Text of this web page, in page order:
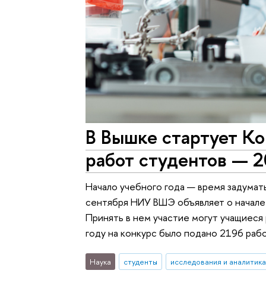
В Вышке стартует
работ студентов —
Начало учебного года — время
сентября НИУ ВШЭ объявляет о
Принять в нем участие могут
году на конкурс было подано 2196
Наука студенты исследования и аналитика